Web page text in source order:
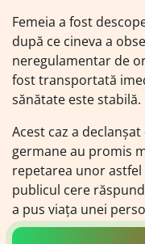
Femeia a fost
după ce cineva a
neregulamentar de
fost transportată
sănătate este stabilă.
Acest caz a
germane au promis
repetarea unor
publicul cere
a pus viața unei